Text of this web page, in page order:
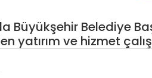
Büyükşehir Belediye
yatırım ve hizmet